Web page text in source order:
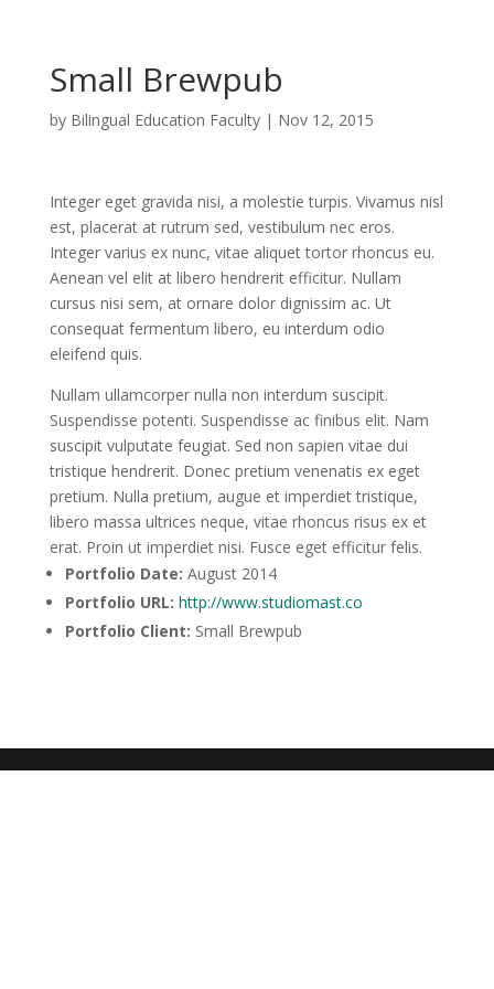
Small Brewpub
by Bilingual Education Faculty| Nov 12, 2015
Integer eget gravida nisi, a molestie turpis. Vivamus nisl
est, placerat at rutrum sed, vestibulum nec eros.
Integer varius ex nunc, vitae aliquet tortor rhoncus eu.
Aenean vel elit at libero hendrerit efficitur. Nullam
cursus nisi sem, at ornare dolor dignissim ac. Ut
consequat fermentum libero, eu interdum odio
eleifend quis.
Nullam ullamcorper nulla non interdum suscipit.
Suspendisse potenti. Suspendisse ac finibus elit. Nam
suscipit vulputate feugiat. Sed non sapien vitae dui
tristique hendrerit. Donec pretium venenatis ex eget
pretium. Nulla pretium, augue et imperdiet tristique,
libero massa ultrices neque, vitae rhoncus risus ex et
erat. Proin ut imperdiet nisi. Fusce eget efficitur felis.
Portfolio Date: August 2014
Portfolio URL: http://www.studiomast.co
Portfolio Client: Small Brewpub